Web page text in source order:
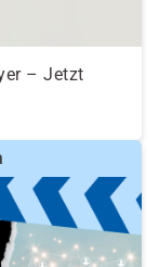
– Jetzt